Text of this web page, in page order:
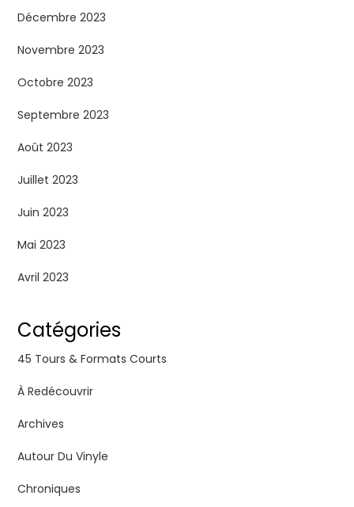
Décembre 2023
Novembre 2023
Octobre 2023
Septembre 2023
Août 2023
Juillet 2023
Juin 2023
Mai 2023
Avril 2023
Catégories
45 Tours & Formats Courts
À Redécouvrir
Archives
Autour Du Vinyle
Chroniques